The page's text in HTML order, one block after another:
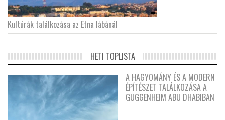
Kultúrák találkozása az Etna lábánál
HETI TOPLISTA
A HAGYOMÁNY ÉS A MODERN
ÉPÍTÉSZET TALÁLKOZÁSA A
GUGGENHEIM ABU DHABIBAN